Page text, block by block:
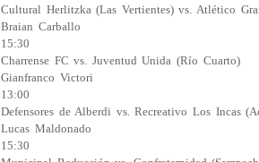
Cultural Herlitzka (Las Vertientes) vs. Atlético
Braian Carballo
15:30
Charrense FC vs. Juventud Unida (Río Cuarto)
Gianfranco Victori
13:00
Defensores de Alberdi vs. Recreativo Los Incas
Lucas Maldonado
15:30